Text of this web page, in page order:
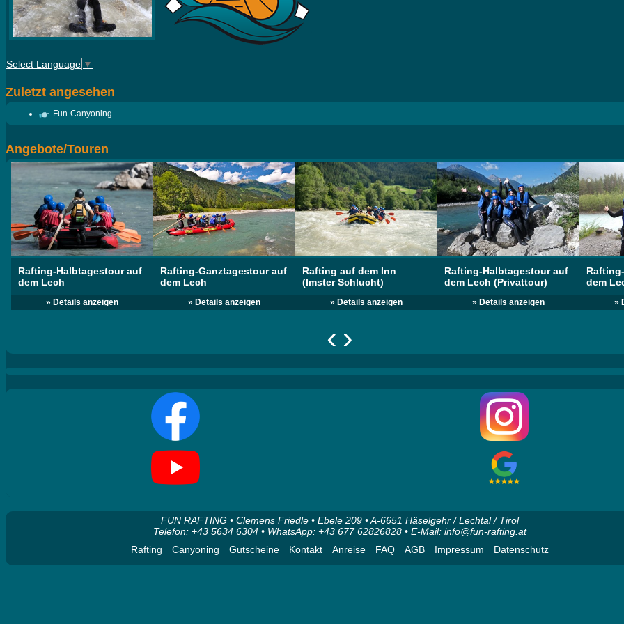
Select Language ▼
Zuletzt angesehen
Fun-Canyoning
Angebote/Touren
Rafting-Halbtagestour auf
dem Lech
» Details anzeigen
Rafting-Ganztagestour auf
dem Lech
» Details anzeigen
Rafting auf dem Inn
(Imster Schlucht)
» Details anzeigen
Rafting-Halbtagestour auf
dem Lech (Privattour)
» Details anzeigen
dem
»
‹ ›
FUN RAFTING • Clemens Friedle • Ebele 209 • A-6651 Häselgehr / Lechtal / Tirol
Telefon: +43 5634 6304 • WhatsApp: +43 677 62826828 • E-Mail: info@fun-rafting.at
Rafting
Canyoning Gutscheine Kontakt Anreise FAQ AGB Impressum Datenschutz